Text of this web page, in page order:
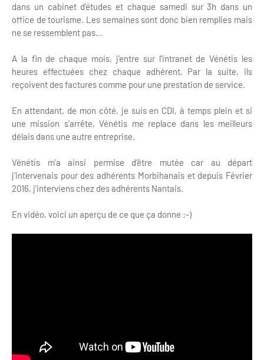
dans un cabinet d'études et chaque samedi sur 3h dans un
office de tourisme. Les semaines sont donc bien remplies mais
ne se ressemblent pas...
A la fin de chaque mois, j'entre sur l'intranet de Vénétis les
heures effectuées chez chaque adhérent. Par la suite, ils
reçoivent des factures comme pour une prestation de service.
En attendant, de mon côté, je suis en CDI, à temps plein et si
une mission s'arrête, Vénétis me replace dans les meilleurs
délais dans une autre entreprise.
Vénétis m'a ainsi permise d'être mutée car au départ
j'intervenais pour des adhérents Morbihanais et depuis Février
2016, j'interviens chez des adhérents Nantais.
En vidéo, voici un aperçu de ce que ça donne :-)